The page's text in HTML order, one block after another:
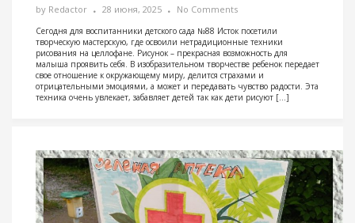
by Redactor 28 июня, 2025 No Comments
Сегодня для воспитанники детского сада №88 Исток посетили
творческую мастерскую, где освоили нетрадиционные техники
рисования на целлофане. Рисунок – прекрасная возможность для
малыша проявить себя. В изобразительном творчестве ребенок передает
свое отношение к окружающему миру, делится страхами и
отрицательными эмоциями, а может и передавать чувство радости. Эта
техника очень увлекает, забавляет детей так как дети рисуют […]